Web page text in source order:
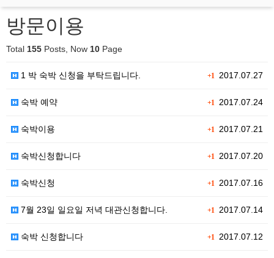
방문이용
Total 155 Posts, Now 10 Page
+1 2017.07.27
1 박 숙박 신청을 부탁드립니다.
+1 2017.07.24
숙박 예약
+1 2017.07.21
숙박이용
+1 2017.07.20
숙박신청합니다
+1 2017.07.16
숙박신청
+1 2017.07.14
7월 23일 일요일 저녁 대관신청합니다.
+1 2017.07.12
숙박 신청합니다